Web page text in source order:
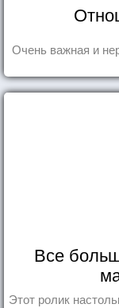
Очень важная и
Все
Этот ролик